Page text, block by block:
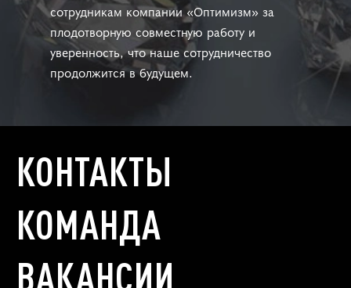
сотрудникам компании «Оптимизм» за
плодотворную совместную работу и
уверенность, что наше сотрудничество
продолжится в будущем.
КОНТАКТЫ
КОМАНДА
ВАКАНСИИ